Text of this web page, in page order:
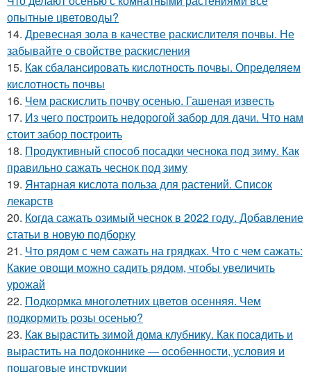
опытные цветоводы?
14. Древесная зола в качестве раскислителя почвы. Не
забывайте о свойстве раскисления
15. Как сбалансировать кислотность почвы. Определяем
кислотность почвы
16. Чем раскислить почву осенью. Гашеная известь
17. Из чего построить недорогой забор для дачи. Что нам
стоит забор построить
18. Продуктивный способ посадки чеснока под зиму. Как
правильно сажать чеснок под зиму
19. Янтарная кислота польза для растений. Список
лекарств
20. Когда сажать озимый чеснок в 2022 году. Добавление
статьи в новую подборку
21. Что рядом с чем сажать на грядках. Что с чем сажать:
Какие овощи можно садить рядом, чтобы увеличить
урожай
22. Подкормка многолетних цветов осенняя. Чем
подкормить розы осенью?
23. Как вырастить зимой дома клубнику. Как посадить и
вырастить на подоконнике — особенности, условия и
пошаговые инструкции